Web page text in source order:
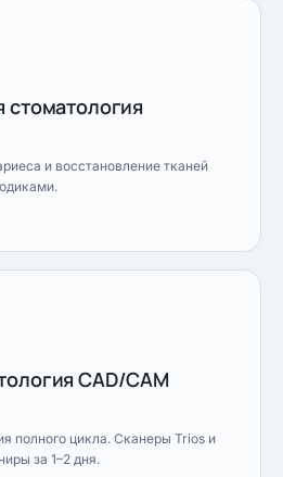
стоматология
и восстановление тканей
CAD/CAM
полного цикла. Сканеры Trios и
за 1–2 дня.